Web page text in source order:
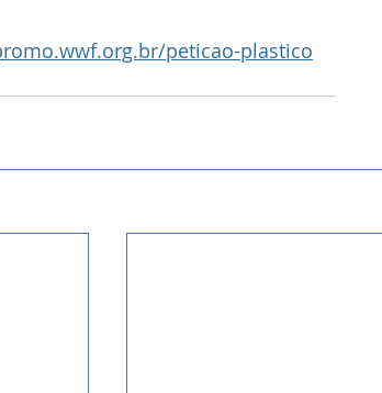
peticao-plastico